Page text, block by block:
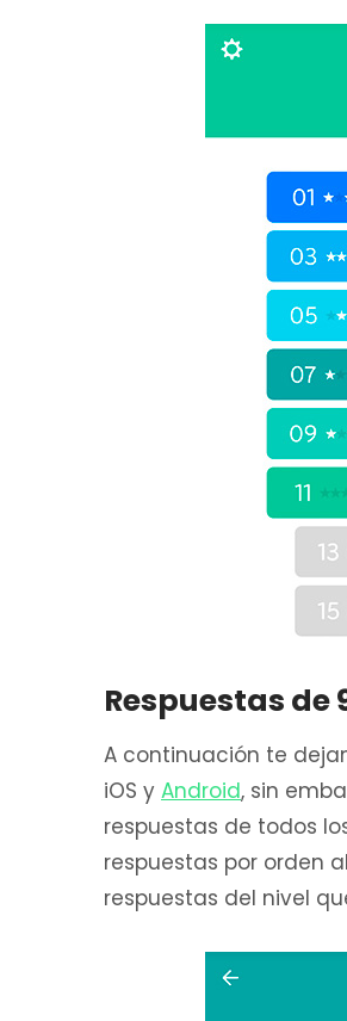
Respuestas de
A continuación te
iOS y Android, sin
respuestas de todos
respuestas por orden
respuestas del nivel